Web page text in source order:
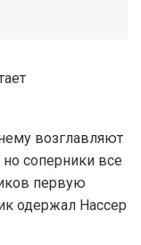
возглавляют
соперники все
первую
одержал Нассер